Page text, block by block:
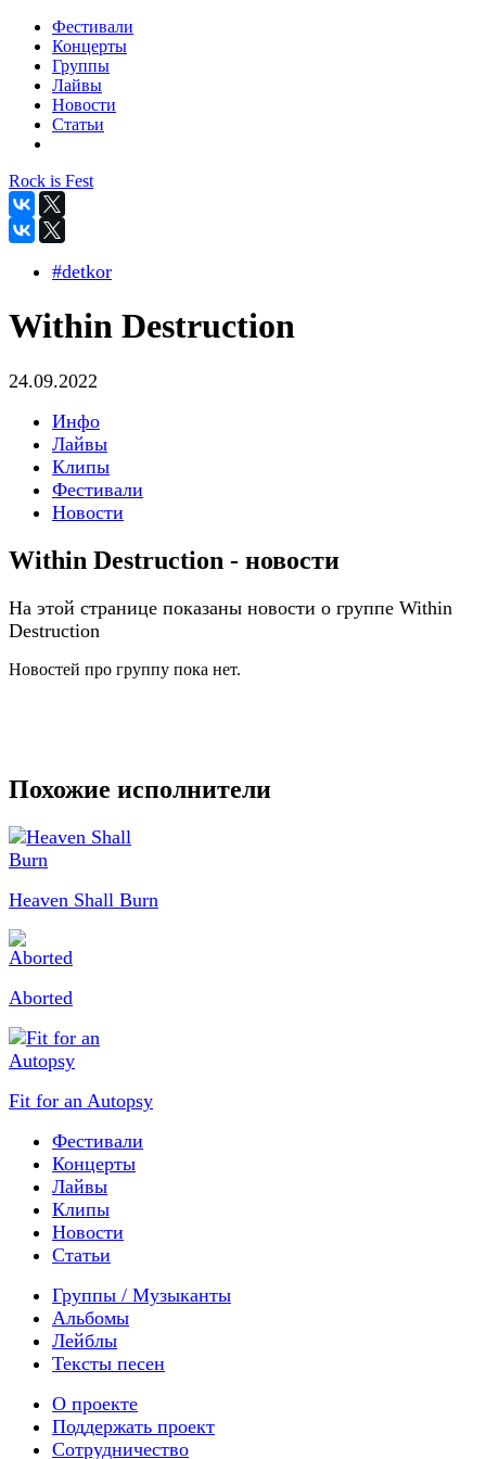
Фестивали
Концерты
Группы
Лайвы
Новости
Статьи
Rock is Fest
#detkor
Within Destruction
24.09.2022
Инфо
Лайвы
Клипы
Фестивали
Новости
Within Destruction - новости
На этой странице показаны новости о группе Within
Destruction
Новостей про группу пока нет.
Похожие исполнители
Heaven Shall Burn
Aborted
Fit for an Autopsy
Фестивали
Концерты
Лайвы
Клипы
Новости
Статьи
Группы / Музыканты
Альбомы
Лейблы
Тексты песен
О проекте
Поддержать проект
Сотрудничество